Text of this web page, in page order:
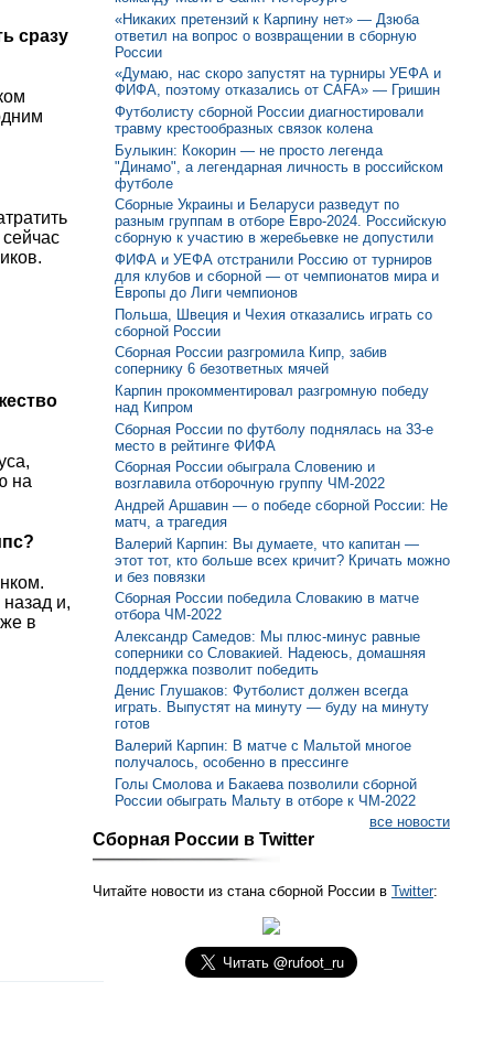
сразу
на
и,
в
«Никаких претензий к Карпину нет» — Дзюба
ответил на вопрос о возвращении в сборную
России
«Думаю, нас скоро запустят на турниры УЕФА и
ФИФА, поэтому отказались от CAFA» — Гришин
Футболисту сборной России диагностировали
травму крестообразных связок колена
Булыкин: Кокорин — не просто легенда
"Динамо", а легендарная личность в российском
футболе
Сборные Украины и Беларуси разведут по
разным группам в отборе Евро-2024. Российскую
сборную к участию в жеребьевке не допустили
ФИФА и УЕФА отстранили Россию от турниров
для клубов и сборной — от чемпионатов мира и
Европы до Лиги чемпионов
Польша, Швеция и Чехия отказались играть со
сборной России
Сборная России разгромила Кипр, забив
сопернику 6 безответных мячей
Карпин прокомментировал разгромную победу
над Кипром
Сборная России по футболу поднялась на 33-е
место в рейтинге ФИФА
Сборная России обыграла Словению и
возглавила отборочную группу ЧМ-2022
Андрей Аршавин — о победе сборной России: Не
матч, а трагедия
Валерий Карпин: Вы думаете, что капитан —
этот тот, кто больше всех кричит? Кричать можно
и без повязки
Сборная России победила Словакию в матче
отбора ЧМ-2022
Александр Самедов: Мы плюс-минус равные
соперники со Словакией. Надеюсь, домашняя
поддержка позволит победить
Денис Глушаков: Футболист должен всегда
играть. Выпустят на минуту — буду на минуту
готов
Валерий Карпин: В матче с Мальтой многое
получалось, особенно в прессинге
Голы Смолова и Бакаева позволили сборной
России обыграть Мальту в отборе к ЧМ-2022
все новости
Сборная России в Twitter
Читайте новости из стана сборной России в Twitter: